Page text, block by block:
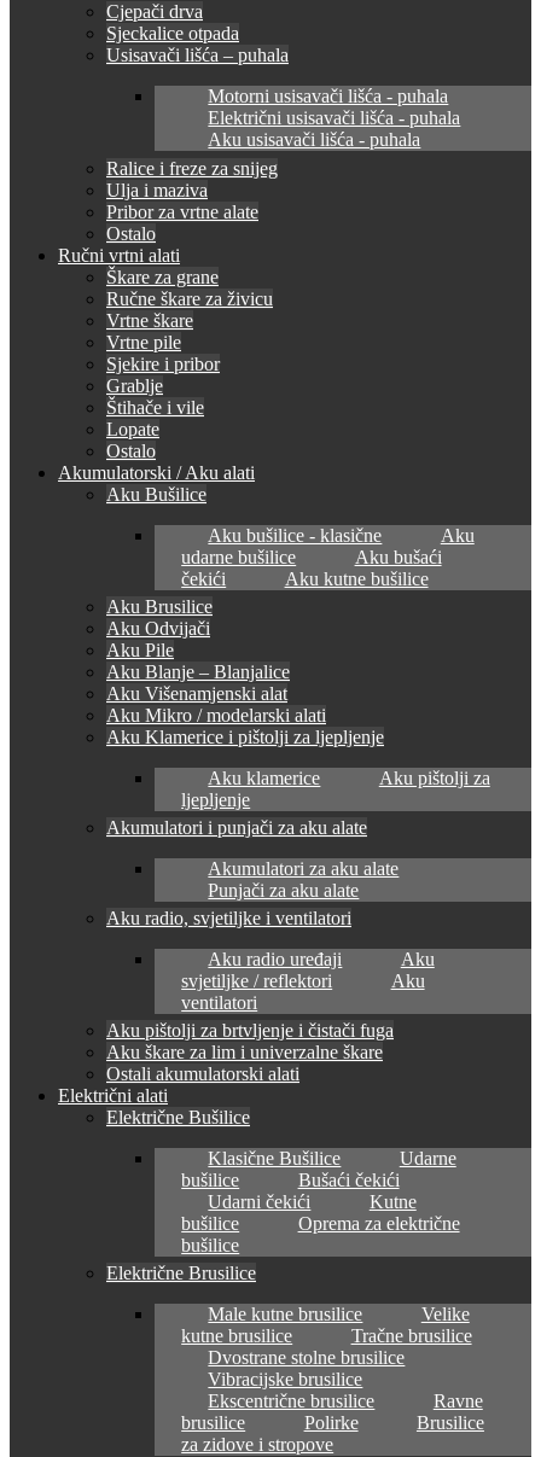
Cjepači drva
Sjeckalice otpada
Usisavači lišća – puhala
Motorni usisavači lišća - puhala
Električni usisavači lišća - puhala
Aku usisavači lišća - puhala
Ralice i freze za snijeg
Ulja i maziva
Pribor za vrtne alate
Ostalo
Ručni vrtni alati
Škare za grane
Ručne škare za živicu
Vrtne škare
Vrtne pile
Sjekire i pribor
Grablje
Štihače i vile
Lopate
Ostalo
Akumulatorski / Aku alati
Aku Bušilice
Aku bušilice - klasične
Aku
udarne bušilice
Aku bušaći
čekići
Aku kutne bušilice
Aku Brusilice
Aku Odvijači
Aku Pile
Aku Blanje – Blanjalice
Aku Višenamjenski alat
Aku Mikro / modelarski alati
Aku Klamerice i pištolji za ljepljenje
Aku klamerice
Aku pištolji za
ljepljenje
Akumulatori i punjači za aku alate
Akumulatori za aku alate
Punjači za aku alate
Aku radio, svjetiljke i ventilatori
Aku radio uređaji
Aku
svjetiljke / reflektori
Aku
ventilatori
Aku pištolji za brtvljenje i čistači fuga
Aku škare za lim i univerzalne škare
Ostali akumulatorski alati
Električni alati
Električne Bušilice
Klasične Bušilice
Udarne
bušilice
Bušaći čekići
Udarni čekići
Kutne
bušilice
Oprema za električne
bušilice
Električne Brusilice
Male kutne brusilice
Velike
kutne brusilice
Tračne brusilice
Dvostrane stolne brusilice
Vibracijske brusilice
Ekscentrične brusilice
Ravne
brusilice
Polirke
Brusilice
za zidove i stropove